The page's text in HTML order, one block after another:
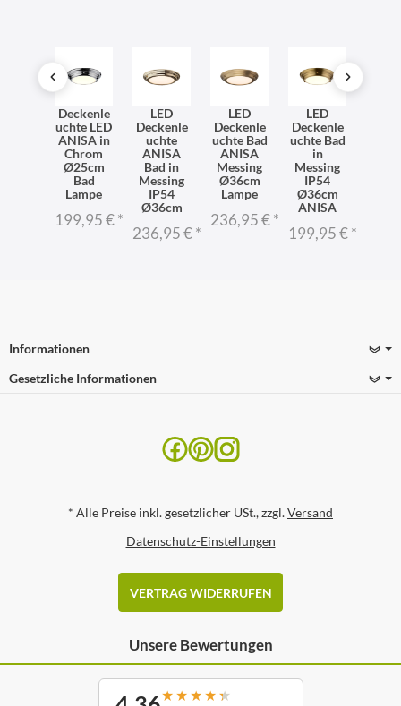
Deckenle
uchte LED
ANISA in
Chrom
Ø25cm
Bad
Lampe
199,95 €*
LED
Deckenle
uchte
ANISA
Bad in
Messing
IP54
Ø36cm
236,95 €*
LED
Deckenle
uchte Bad
ANISA
Messing
Ø36cm
Lampe
236,95 €*
LED
Deckenle
uchte Bad
in
Messing
IP54
Ø36cm
ANISA
199,95 €*
Informationen
Gesetzliche Informationen
* Alle Preise inkl. gesetzlicher USt., zzgl.Versand
Datenschutz-Einstellungen
VERTRAG WIDERRUFEN
Unsere Bewertungen
★ ★ ★ ★ ★